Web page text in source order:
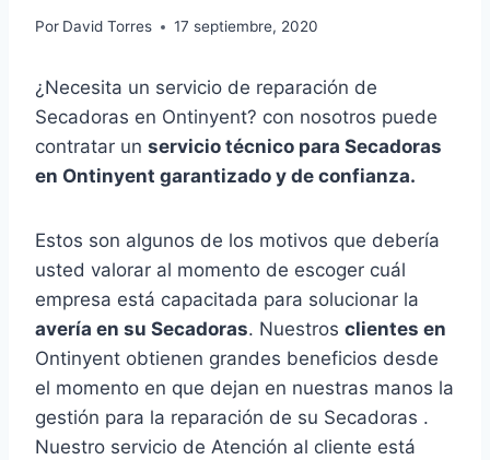
Por David Torres 17 septiembre, 2020
¿Necesita un servicio de reparación de
Secadoras en Ontinyent? con nosotros puede
contratar un servicio técnico para Secadoras
en Ontinyent garantizado y de confianza.
Estos son algunos de los motivos que debería
usted valorar al momento de escoger cuál
empresa está capacitada para solucionar la
avería en su Secadoras. Nuestros clientes en
Ontinyent obtienen grandes beneficios desde
el momento en que dejan en nuestras manos la
gestión para la reparación de su Secadoras .
Nuestro servicio de Atención al cliente está